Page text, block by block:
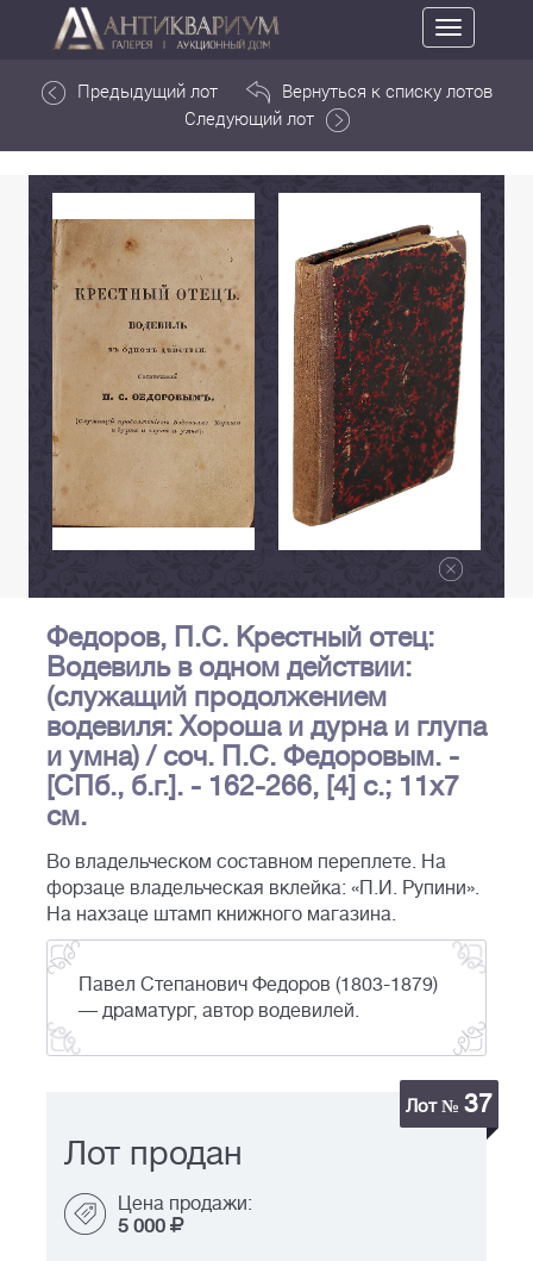
Toggle
navigation
Предыдущий лот
Вернуться к списку лотов
Следующий лот
Федоров, П.С. Крестный отец:
Водевиль в одном действии:
(служащий продолжением
водевиля: Хороша и дурна и глупа
и умна) / соч. П.С. Федоровым. -
[СПб., б.г.]. - 162-266, [4] с.; 11х7
см.
Во владельческом составном переплете. На
форзаце владельческая вклейка: «П.И. Рупини».
На нахзаце штамп книжного магазина.
Павел Степанович Федоров (1803-1879)
— драматург, автор водевилей.
Лот № 37
Лот продан
Цена продажи:
5 000